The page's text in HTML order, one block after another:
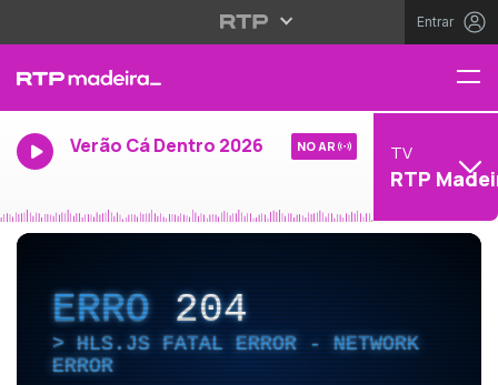
Entrar
Verão Cá Dentro 2026 NO AR TV
RTP
ERRO204
HLS.JS FATAL ERROR - NETWORK
ERROR